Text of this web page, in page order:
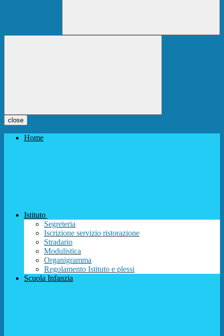
close
Home
Istituto
Segreteria
Iscrizione servizio ristorazione
Stradario
Modulistica
Organigramma
Regolamento Istituto e plessi
Scuola Infanzia